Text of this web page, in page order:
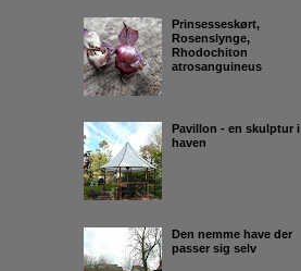
Prinsesseskørt,
Rosenslynge,
Rhodochiton
atrosanguineus
Pavillon - en skulptur i
haven
Den nemme have der
passer sig selv